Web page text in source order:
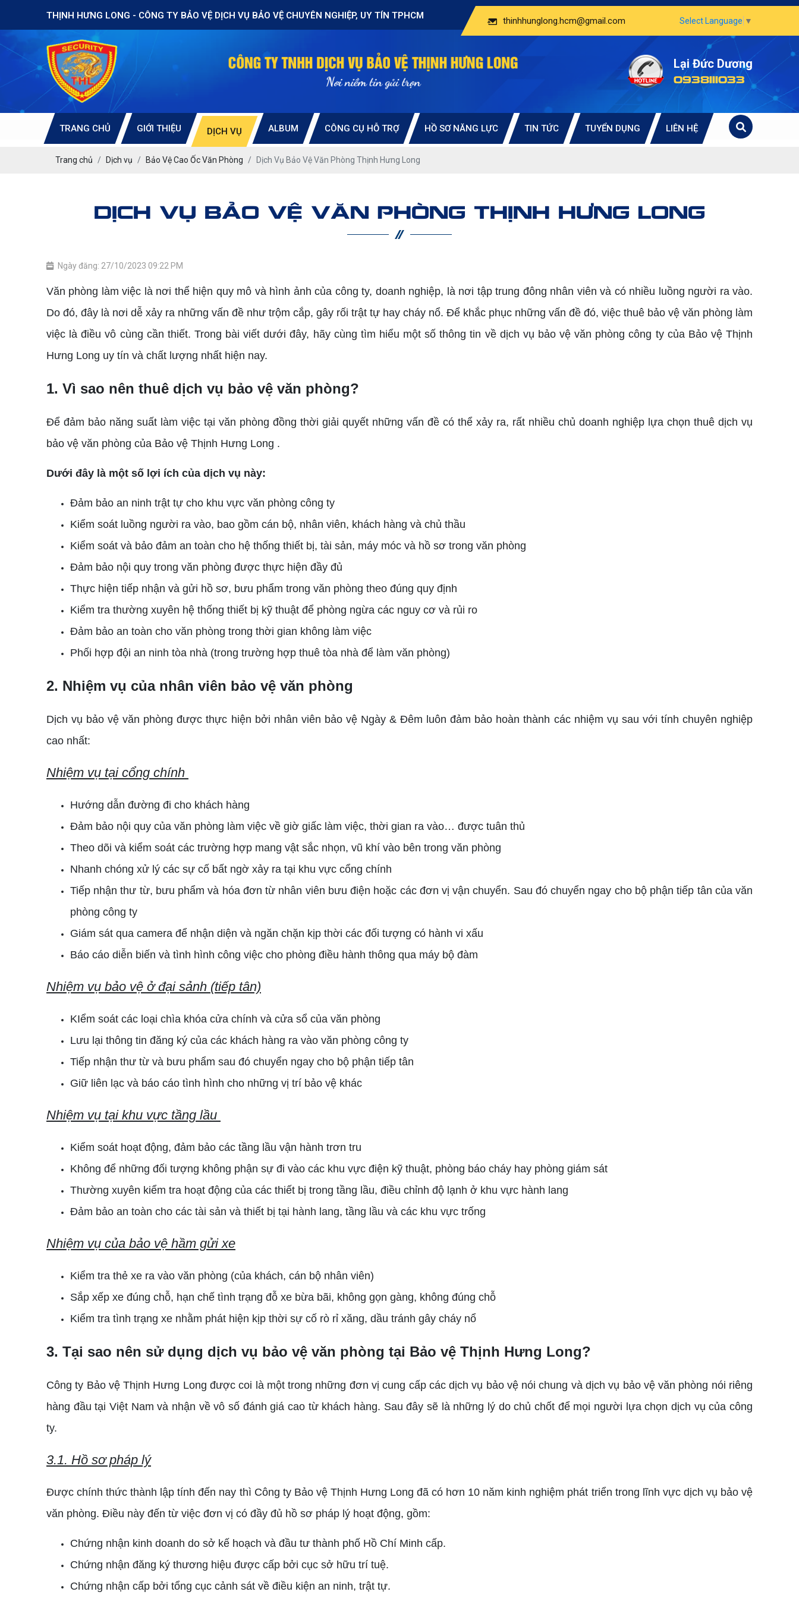
THỊNH HƯNG LONG - CÔNG TY BẢO VỆ DỊCH VỤ BẢO VỆ CHUYÊN NGHIỆP, UY TÍN TPHCM thinhhunglong.hcm@gmail.com Select Language ▼
Lại Đức Dương
0938111033
TRANG CHỦ GIỚI THIỆU DỊCH VỤ ALBUM CÔNG CỤ HỖ TRỢ HỒ SƠ NĂNG LỰC TIN TỨC TUYỂN DỤNG LIÊN HỆ
Trang chủ Dịch vụ Bảo Vệ Cao Ốc Văn Phòng Dịch Vụ Bảo Vệ Văn Phòng Thịnh Hưng Long
DỊCH VỤ BẢO VỆ VĂN PHÒNG THỊNH HƯNG LONG
Ngày đăng: 27/10/2023 09:22 PM
Văn phòng làm việc là nơi thể hiện quy mô và hình ảnh của công ty, doanh nghiệp, là nơi tập trung đông nhân viên và có nhiều luồng người ra vào.
Do đó, đây là nơi dễ xảy ra những vấn đề như trộm cắp, gây rối trật tự hay cháy nổ. Để khắc phục những vấn đề đó, việc thuê bảo vệ văn phòng làm
việc là điều vô cùng cần thiết. Trong bài viết dưới đây, hãy cùng tìm hiểu một số thông tin về dịch vụ bảo vệ văn phòng công ty của Bảo vệ Thịnh
Hưng Long uy tín và chất lượng nhất hiện nay.
1. Vì sao nên thuê dịch vụ bảo vệ văn phòng?
Để đảm bảo năng suất làm việc tại văn phòng đồng thời giải quyết những vấn đề có thể xảy ra, rất nhiều chủ doanh nghiệp lựa chọn thuê dịch vụ
bảo vệ văn phòng của Bảo vệ Thịnh Hưng Long .
Dưới đây là một số lợi ích của dịch vụ này:
Đảm bảo an ninh trật tự cho khu vực văn phòng công ty
Kiểm soát luồng người ra vào, bao gồm cán bộ, nhân viên, khách hàng và chủ thầu
Kiểm soát và bảo đảm an toàn cho hệ thống thiết bị, tài sản, máy móc và hồ sơ trong văn phòng
Đảm bảo nội quy trong văn phòng được thực hiện đầy đủ
Thực hiện tiếp nhận và gửi hồ sơ, bưu phẩm trong văn phòng theo đúng quy định
Kiểm tra thường xuyên hệ thống thiết bị kỹ thuật để phòng ngừa các nguy cơ và rủi ro
Đảm bảo an toàn cho văn phòng trong thời gian không làm việc
Phối hợp đội an ninh tòa nhà (trong trường hợp thuê tòa nhà để làm văn phòng)
2. Nhiệm vụ của nhân viên bảo vệ văn phòng
Dịch vụ bảo vệ văn phòng được thực hiện bởi nhân viên bảo vệ Ngày & Đêm luôn đảm bảo hoàn thành các nhiệm vụ sau với tính chuyên nghiệp
cao nhất:
Nhiệm vụ tại cổng chính
Hướng dẫn đường đi cho khách hàng
Đảm bảo nội quy của văn phòng làm việc về giờ giấc làm việc, thời gian ra vào… được tuân thủ
Theo dõi và kiểm soát các trường hợp mang vật sắc nhọn, vũ khí vào bên trong văn phòng
Nhanh chóng xử lý các sự cố bất ngờ xảy ra tại khu vực cổng chính
Tiếp nhận thư từ, bưu phẩm và hóa đơn từ nhân viên bưu điện hoặc các đơn vị vận chuyển. Sau đó chuyển ngay cho bộ phận tiếp tân của văn
phòng công ty
Giám sát qua camera để nhận diện và ngăn chặn kịp thời các đối tượng có hành vi xấu
Báo cáo diễn biến và tình hình công việc cho phòng điều hành thông qua máy bộ đàm
Nhiệm vụ bảo vệ ở đại sảnh (tiếp tân)
KIểm soát các loại chìa khóa cửa chính và cửa sổ của văn phòng
Lưu lại thông tin đăng ký của các khách hàng ra vào văn phòng công ty
Tiếp nhận thư từ và bưu phẩm sau đó chuyển ngay cho bộ phận tiếp tân
Giữ liên lạc và báo cáo tình hình cho những vị trí bảo vệ khác
Nhiệm vụ tại khu vực tầng lầu
Kiểm soát hoạt động, đảm bảo các tầng lầu vận hành trơn tru
Không để những đối tượng không phận sự đi vào các khu vực điện kỹ thuật, phòng báo cháy hay phòng giám sát
Thường xuyên kiểm tra hoạt động của các thiết bị trong tầng lầu, điều chỉnh độ lạnh ở khu vực hành lang
Đảm bảo an toàn cho các tài sản và thiết bị tại hành lang, tầng lầu và các khu vực trống
Nhiệm vụ của bảo vệ hầm gửi xe
Kiểm tra thẻ xe ra vào văn phòng (của khách, cán bộ nhân viên)
Sắp xếp xe đúng chỗ, hạn chế tình trạng đỗ xe bừa bãi, không gọn gàng, không đúng chỗ
Kiểm tra tình trạng xe nhằm phát hiện kịp thời sự cố rò rỉ xăng, dầu tránh gây cháy nổ
3. Tại sao nên sử dụng dịch vụ bảo vệ văn phòng tại Bảo vệ Thịnh Hưng Long?
Công ty Bảo vệ Thịnh Hưng Long được coi là một trong những đơn vị cung cấp các dịch vụ bảo vệ nói chung và dịch vụ bảo vệ văn phòng nói riêng
hàng đầu tại Việt Nam và nhận về vô số đánh giá cao từ khách hàng. Sau đây sẽ là những lý do chủ chốt để mọi người lựa chọn dịch vụ của công
ty.
3.1. Hồ sơ pháp lý
Được chính thức thành lập tính đến nay thì Công ty Bảo vệ Thịnh Hưng Long đã có hơn 10 năm kinh nghiệm phát triển trong lĩnh vực dịch vụ bảo vệ
văn phòng. Điều này đến từ việc đơn vị có đầy đủ hồ sơ pháp lý hoạt động, gồm:
Chứng nhận kinh doanh do sở kế hoạch và đầu tư thành phố Hồ Chí Minh cấp.
Chứng nhận đăng ký thương hiệu được cấp bởi cục sở hữu trí tuệ.
Chứng nhận cấp bởi tổng cục cảnh sát về điều kiện an ninh, trật tự.